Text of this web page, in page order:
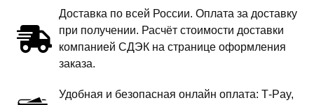
Доставка по всей России. Оплата за доставку
при получении. Расчёт стоимости доставки
компанией СДЭК на странице оформления
заказа.
Удобная и безопасная онлайн оплата: T‑Pay,